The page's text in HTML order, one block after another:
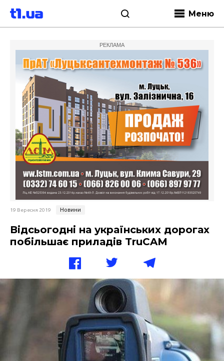
Меню
РЕКЛАМА
19 Вересня 2019 Новини
Відсьогодні на українських дорогах
побільшає приладів TruCAM